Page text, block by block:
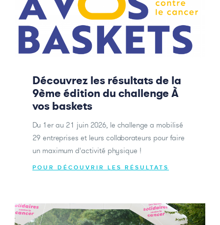
Découvrez les résultats de la
9ème édition du challenge À
vos baskets
Du 1er au 21 juin 2026, le challenge a mobilisé
29 entreprises et leurs collaborateurs pour faire
un maximum d'activité physique !
POUR DÉCOUVRIR LES RÉSULTATS